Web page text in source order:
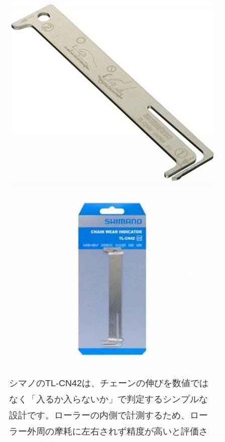
シマノのTL-CN42は、チェーンの伸びを数値では
なく「入るか入らないか」で判定するシンプルな
設計です。ローラーの内側で計測するため、ロー
ラー外周の摩耗に左右されず精度が高いと評価さ